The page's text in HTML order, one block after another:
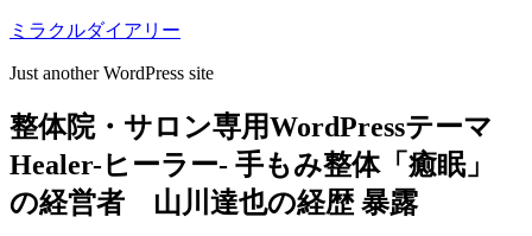
ミラクルダイアリー
Just another WordPress site
整体院・サロン専用WordPressテーマ
Healer-ヒーラー- 手もみ整体「癒眠」
の経営者 山川達也の経歴 暴露